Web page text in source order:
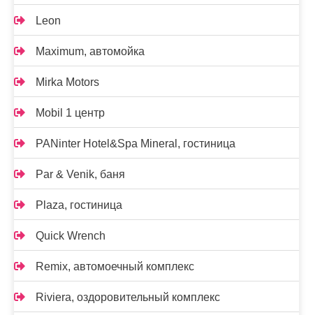
Leon
Maximum, автомойка
Mirka Motors
Mobil 1 центр
PANinter Hotel&Spa Mineral, гостиница
Par & Venik, баня
Plaza, гостиница
Quick Wrench
Remix, автомоечный комплекс
Riviera, оздоровительный комплекс